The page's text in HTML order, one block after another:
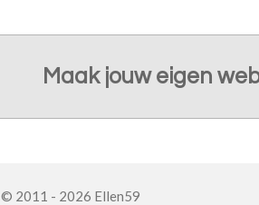
Maak jouw eigen
© 2011 - 2026 Ellen59